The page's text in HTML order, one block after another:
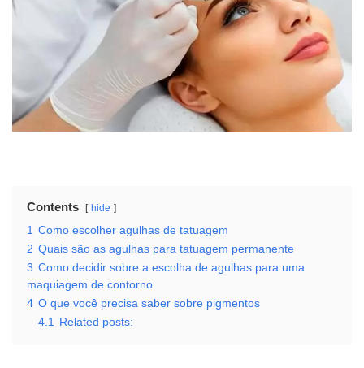
Contents hide
1
Como escolher agulhas de tatuagem
2 Quais são as agulhas para tatuagem permanente
3 Como decidir sobre a escolha de agulhas para uma
maquiagem de contorno
4 O que você precisa saber sobre pigmentos
4.1
Related posts: